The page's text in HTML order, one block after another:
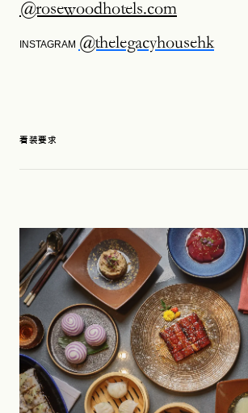
@rosewoodhotels.com
INSTAGRAM @thelegacyhousehk
着装要求